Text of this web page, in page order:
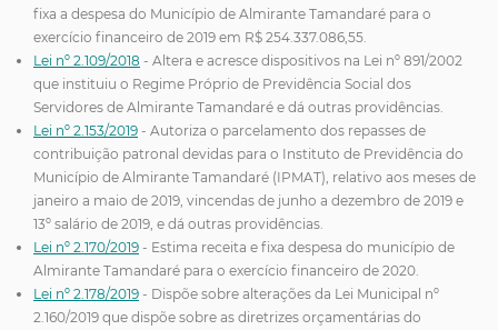
fixa a despesa do Município de Almirante Tamandaré para o
exercício financeiro de 2019 em R$ 254.337.086,55.
Lei nº 2.109/2018 - Altera e acresce dispositivos na Lei nº 891/2002
que instituiu o Regime Próprio de Previdência Social dos
Servidores de Almirante Tamandaré e dá outras providências.
Lei nº 2.153/2019 - Autoriza o parcelamento dos repasses de
contribuição patronal devidas para o Instituto de Previdência do
Município de Almirante Tamandaré (IPMAT), relativo aos meses de
janeiro a maio de 2019, vincendas de junho a dezembro de 2019 e
13º salário de 2019, e dá outras providências.
Lei nº 2.170/2019 - Estima receita e fixa despesa do município de
Almirante Tamandaré para o exercício financeiro de 2020.
Lei nº 2.178/2019 - Dispõe sobre alterações da Lei Municipal nº
2.160/2019 que dispõe sobre as diretrizes orçamentárias do